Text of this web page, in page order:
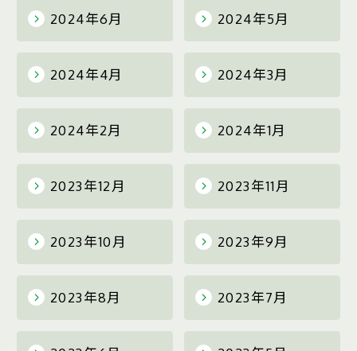
2024年6月 2024年5月
2024年4月 2024年3月
2024年2月 2024年1月
2023年12月 2023年11月
2023年10月 2023年9月
2023年8月 2023年7月